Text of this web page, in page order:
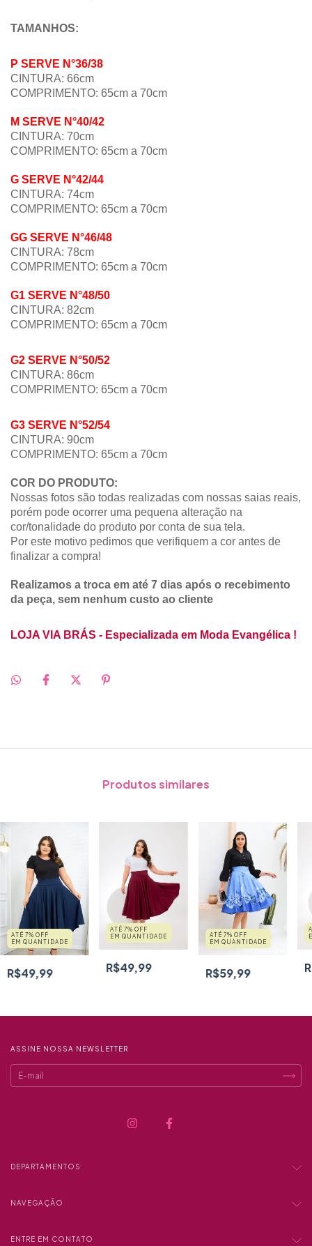
TAMANHOS:
P SERVE N°36/38
CINTURA: 66cm
COMPRIMENTO: 65cm a 70cm
M SERVE N°40/42
CINTURA: 70cm
COMPRIMENTO: 65cm a 70cm
G SERVE N°42/44
CINTURA: 74cm
COMPRIMENTO: 65cm a 70cm
GG SERVE N°46/48
CINTURA: 78cm
COMPRIMENTO: 65cm a 70cm
G1 SERVE N°48/50
CINTURA: 82cm
COMPRIMENTO: 65cm a 70cm
G2 SERVE N°50/52
CINTURA: 86cm
COMPRIMENTO: 65cm a 70cm
G3 SERVE N°52/54
CINTURA: 90cm
COMPRIMENTO: 65cm a 70cm
COR DO PRODUTO:
Nossas fotos são todas realizadas com nossas saias reais,
porém pode ocorrer uma pequena alteração na
cor/tonalidade do produto por conta de sua tela.
Por este motivo pedimos que verifiquem a cor antes de
finalizar a compra!
Realizamos a troca em até 7 dias após o recebimento
da peça, sem nenhum custo ao cliente
LOJA VIA BRÁS - Especializada em Moda Evangélica !
Produtos similares
ATÉ 7% OFF
EM QUANTIDADE
R$49,99
ATÉ 7% OFF
EM QUANTIDADE
R$49,99
ATÉ 7% OFF
EM QUANTIDADE
R$59,99
ASSINE NOSSA NEWSLETTER
DEPARTAMENTOS
NAVEGAÇÃO
ENTRE EM CONTATO